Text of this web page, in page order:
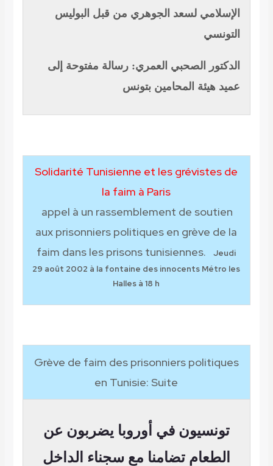
الإسلامي لسعد الجوهري من قبل البوليس
التونسي
الدكتور الصحبي العمري: رسالة مفتوحة إلى
عميد هيئة المحامين بتونس
Solidarité Tunisienne et les grévistes de
la faim à Paris
appel à un rassemblement de soutien
aux prisonniers politiques en grève de la
faim dans les prisons tunisiennes.
Jeudi
29 août 2002 à la fontaine des innocents Métro les
Halles à 18 h
Grève de faim des prisonniers politiques
en Tunisie: Suite
تونسيون في أوروبا يضربون عن
الطعام تضامنا مع سجناء الداخل